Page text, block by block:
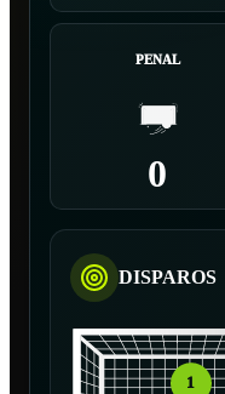
PENAL
0
DISPAROS
1